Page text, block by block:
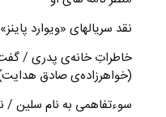
نقد سریالهای «ویوارد
خاطراتِ خانه‌ی پدری /
(خواهرزاده‌ی صادق
سوءتفاهمی به نام سلین /